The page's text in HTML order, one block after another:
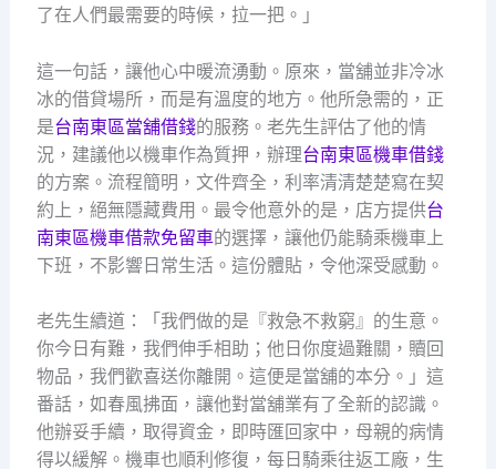
了在人們最需要的時候，拉一把。」
這一句話，讓他心中暖流湧動。原來，當舖並非冷冰
冰的借貸場所，而是有溫度的地方。他所急需的，正
是台南東區當舖借錢的服務。老先生評估了他的情
況，建議他以機車作為質押，辦理台南東區機車借錢
的方案。流程簡明，文件齊全，利率清清楚楚寫在契
約上，絕無隱藏費用。最令他意外的是，店方提供台
南東區機車借款免留車的選擇，讓他仍能騎乘機車上
下班，不影響日常生活。這份體貼，令他深受感動。
老先生續道：「我們做的是『救急不救窮』的生意。
你今日有難，我們伸手相助；他日你度過難關，贖回
物品，我們歡喜送你離開。這便是當舖的本分。」這
番話，如春風拂面，讓他對當舖業有了全新的認識。
他辦妥手續，取得資金，即時匯回家中，母親的病情
得以緩解。機車也順利修復，每日騎乘往返工廠，生